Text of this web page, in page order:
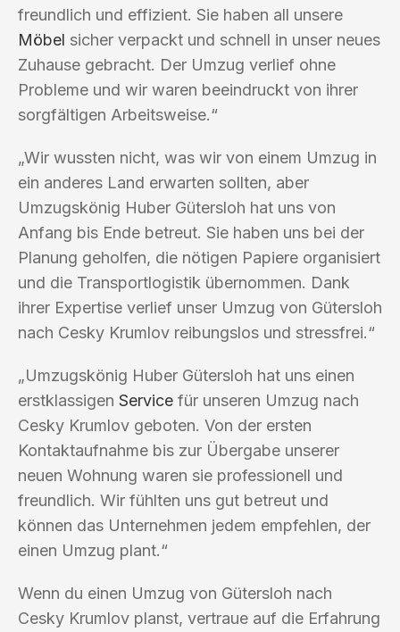
freundlich und effizient. Sie haben all unsere
Möbel sicher verpackt und schnell in unser neues
Zuhause gebracht. Der Umzug verlief ohne
Probleme und wir waren beeindruckt von ihrer
sorgfältigen Arbeitsweise.“
„Wir wussten nicht, was wir von einem Umzug in
ein anderes Land erwarten sollten, aber
Umzugskönig Huber Gütersloh hat uns von
Anfang bis Ende betreut. Sie haben uns bei der
Planung geholfen, die nötigen Papiere organisiert
und die Transportlogistik übernommen. Dank
ihrer Expertise verlief unser Umzug von Gütersloh
nach Cesky Krumlov reibungslos und stressfrei.“
„Umzugskönig Huber Gütersloh hat uns einen
erstklassigen Service für unseren Umzug nach
Cesky Krumlov geboten. Von der ersten
Kontaktaufnahme bis zur Übergabe unserer
neuen Wohnung waren sie professionell und
freundlich. Wir fühlten uns gut betreut und
können das Unternehmen jedem empfehlen, der
einen Umzug plant.“
Wenn du einen Umzug von Gütersloh nach
Cesky Krumlov planst, vertraue auf die Erfahrung